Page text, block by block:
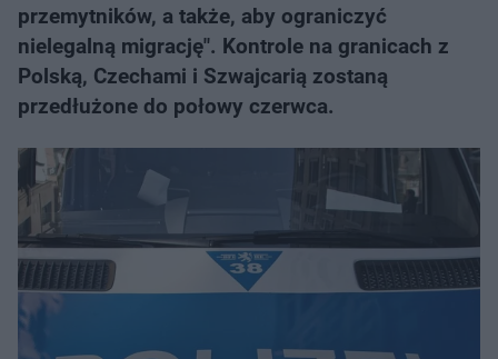
przemytników, a także, aby ograniczyć
nielegalną migrację". Kontrole na granicach z
Polską, Czechami i Szwajcarią zostaną
przedłużone do połowy czerwca.